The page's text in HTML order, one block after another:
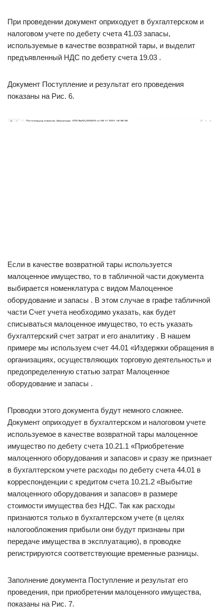
При проведении документ оприходует в бухгалтерском и
налоговом учете по дебету счета 41.03 запасы,
используемые в качестве возвратной тары, и выделит
предъявленный НДС по дебету счета 19.03 .
Документ Поступление и результат его проведения
показаны на Рис. 6.
Если в качестве возвратной тары используется
малоценное имущество, то в табличной части документа
выбирается номенклатура с видом Малоценное
оборудование и запасы . В этом случае в графе табличной
части Счет учета необходимо указать, как будет
списываться малоценное имущество, то есть указать
бухгалтерский счет затрат и его аналитику . В нашем
примере мы используем счет 44.01 «Издержки обращения в
организациях, осуществляющих торговую деятельность» и
предопределенную статью затрат Малоценное
оборудование и запасы .
Проводки этого документа будут немного сложнее.
Документ оприходует в бухгалтерском и налоговом учете
используемое в качестве возвратной тары малоценное
имущество по дебету счета 10.21.1 «Приобретение
малоценного оборудования и запасов» и сразу же признает
в бухгалтерском учете расходы по дебету счета 44.01 в
корреспонденции с кредитом счета 10.21.2 «Выбытие
малоценного оборудования и запасов» в размере
стоимости имущества без НДС. Так как расходы
признаются только в бухгалтерском учете (в целях
налогообложения прибыли они будут признаны при
передаче имущества в эксплуатацию), в проводке
регистрируются соответствующие временные разницы.
Заполнение документа Поступление и результат его
проведения, при приобретении малоценного имущества,
показаны на Рис. 7.